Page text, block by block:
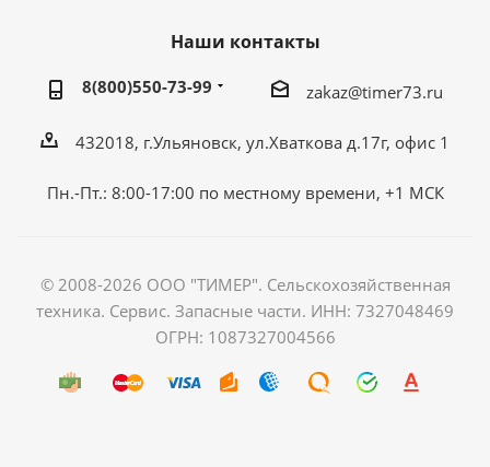
Наши контакты
8(800)550-73-99 zakaz@timer73.ru
432018, г.Ульяновск, ул.Хваткова д.17г, офис 1
Пн.-Пт.: 8:00-17:00 по местному времени, +1 МСК
© 2008-2026 ООО "ТИМЕР". Сельскохозяйственная
техника. Сервис. Запасные части. ИНН: 7327048469
ОГРН: 1087327004566